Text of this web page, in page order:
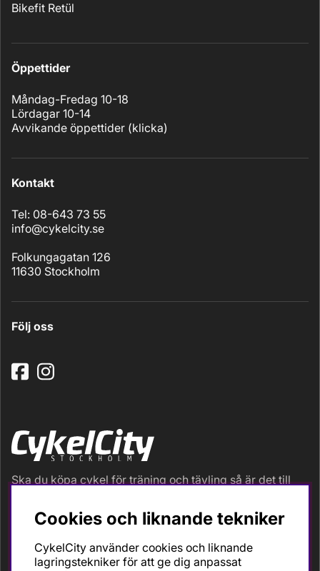
Bikefit Retül
Öppettider
Måndag-Fredag 10-18
Lördagar 10-14
Avvikande öppettider (klicka)
Kontakt
Tel: 08-643 73 55
info@cykelcity.se
Folkungagatan 126
11630 Stockholm
Följ oss
Ska du köpa cykel för träning och tävling så är det till
Vi är en mycket personlig cykelaffär med hög
servicegrad och alla vi som jobbar är inbitna cyklister
och dess produkter. Gör din bästa cykelaffär på
CykelCity!
Cookies och liknande tekniker
CykelCity använder cookies och liknande
lagringstekniker för att ge dig anpassat